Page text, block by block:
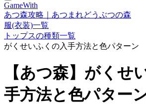
GameWith
あつ森攻略｜あつまれどうぶつの森
服(衣装)一覧
トップスの種類一覧
がくせいふくの入手方法と色パターン
【あつ森】がくせ
手方法と色パター